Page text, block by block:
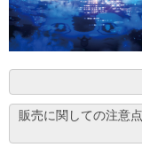
販売に関しての注意